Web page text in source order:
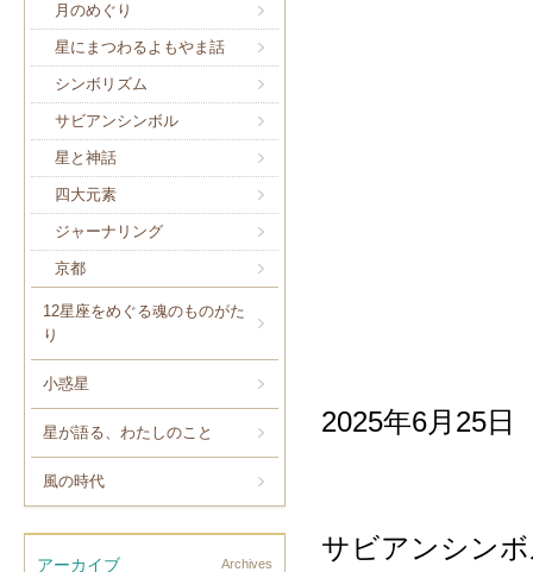
月のめぐり
星にまつわるよもやま話
シンボリズム
サビアンシンボル
星と神話
四大元素
ジャーナリング
京都
12星座をめぐる魂のものがた
り
小惑星
星が語る、わたしのこと
風の時代
アーカイブ Archives
2025年6月25日
サビアンシン